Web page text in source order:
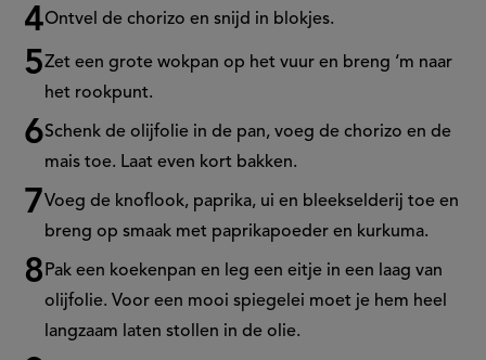
Ontvel de chorizo en snijd in blokjes.
Zet een grote wokpan op het vuur en breng ‘m naar
het rookpunt.
Schenk de olijfolie in de pan, voeg de chorizo en de
mais toe. Laat even kort bakken.
Voeg de knoflook, paprika, ui en bleekselderij toe en
breng op smaak met paprikapoeder en kurkuma.
Pak een koekenpan en leg een eitje in een laag van
olijfolie. Voor een mooi spiegelei moet je hem heel
langzaam laten stollen in de olie.